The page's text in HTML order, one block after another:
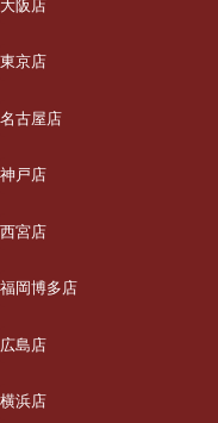
大阪店
一休について
ご利用の流れ
メニュー/料金
出張エリア
ブログ
お知らせ
採用情報
東京店
一休について
ご利用の流れ
メニュー/料金
出張エリア
ブログ
お知らせ
名古屋店
一休について
ご利用の流れ
メニュー/料金
出張エリア
ブログ
神戸店
一休について
ご利用の流れ
メニュー/料金
出張エリア
西宮店
一休について
ご利用の流れ
メニュー/料金
福岡博多店
一休について
ご利用の流れ
広島店
一休について
横浜店